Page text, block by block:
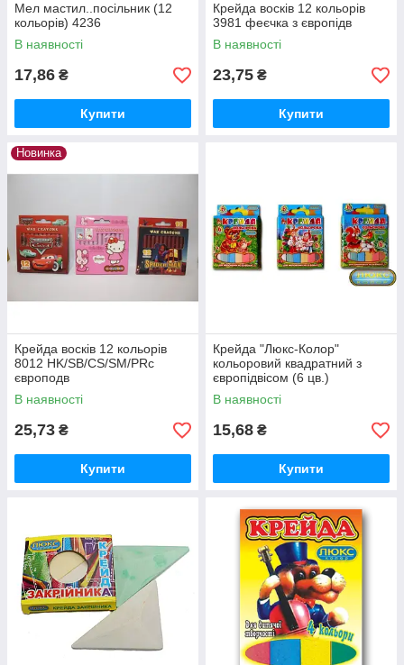
Мел мастил..посільник (12
кольорів) 4236
В наявності
17,86 ₴
Купити
Крейда восків 12 кольорів
3981 феєчка з європідв
В наявності
23,75 ₴
Купити
Новинка
Крейда восків 12 кольорів
8012 HK/SB/CS/SM/PRс
європодв
В наявності
25,73 ₴
Купити
Крейда "Люкс-Колор"
кольоровий квадратний з
європідвісом (6 цв.)
(70x15x10 мм)
В наявності
15,68 ₴
Купити